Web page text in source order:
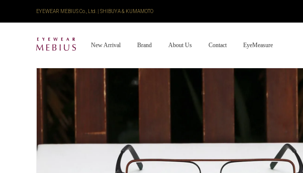
EYEWEAR MEBIUS Co., Ltd. | SHIBUYA & KUMAMOTO
New Arrival Brand About Us Contact EyeMeasure